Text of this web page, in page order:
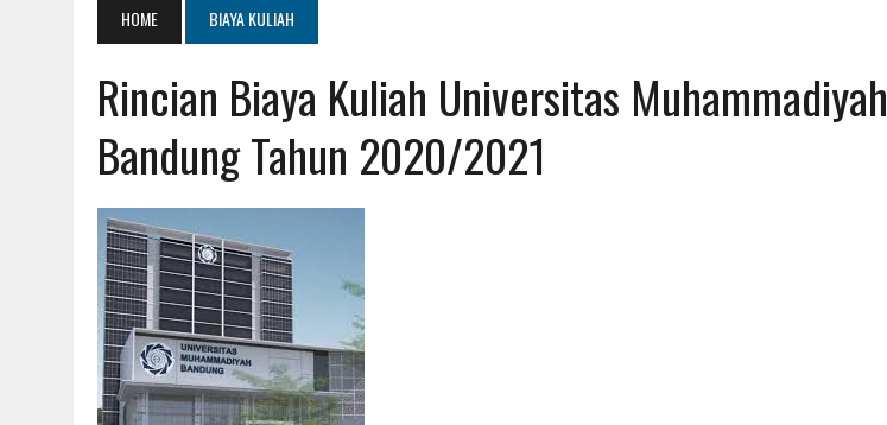
HOME BIAYA KULIAH
Rincian Biaya Kuliah Universitas Muhammadiyah
Bandung Tahun 2020/2021